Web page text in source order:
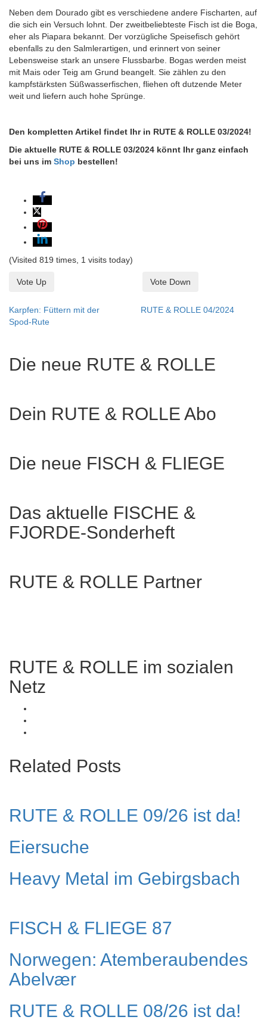
Neben dem Dourado gibt es verschiedene andere Fischarten, auf
die sich ein Versuch lohnt. Der zweitbeliebteste Fisch ist die Boga,
eher als Piapara bekannt. Der vorzügliche Speisefisch gehört
ebenfalls zu den Salmlerartigen, und erinnert von seiner
Lebensweise stark an unsere Flussbarbe. Bogas werden meist
mit Mais oder Teig am Grund beangelt. Sie zählen zu den
kampfstärksten Süßwasserfischen, fliehen oft dutzende Meter
weit und liefern auch hohe Sprünge.
Den kompletten Artikel findet Ihr in RUTE & ROLLE 03/2024!
Die aktuelle RUTE & ROLLE 03/2024 könnt Ihr ganz einfach
bei uns im Shop bestellen!
(Visited 819 times, 1 visits today)
Vote Up Vote Down
Karpfen: Füttern mit der
Spod-Rute
RUTE & ROLLE 04/2024
Die neue RUTE & ROLLE
Dein RUTE & ROLLE Abo
Die neue FISCH & FLIEGE
Das aktuelle FISCHE &
FJORDE-Sonderheft
RUTE & ROLLE Partner
RUTE & ROLLE im sozialen
Netz
Related Posts
RUTE & ROLLE 09/26 ist da!
Eiersuche
Heavy Metal im Gebirgsbach
FISCH & FLIEGE 87
Norwegen: Atemberaubendes
Abelvær
RUTE & ROLLE 08/26 ist da!